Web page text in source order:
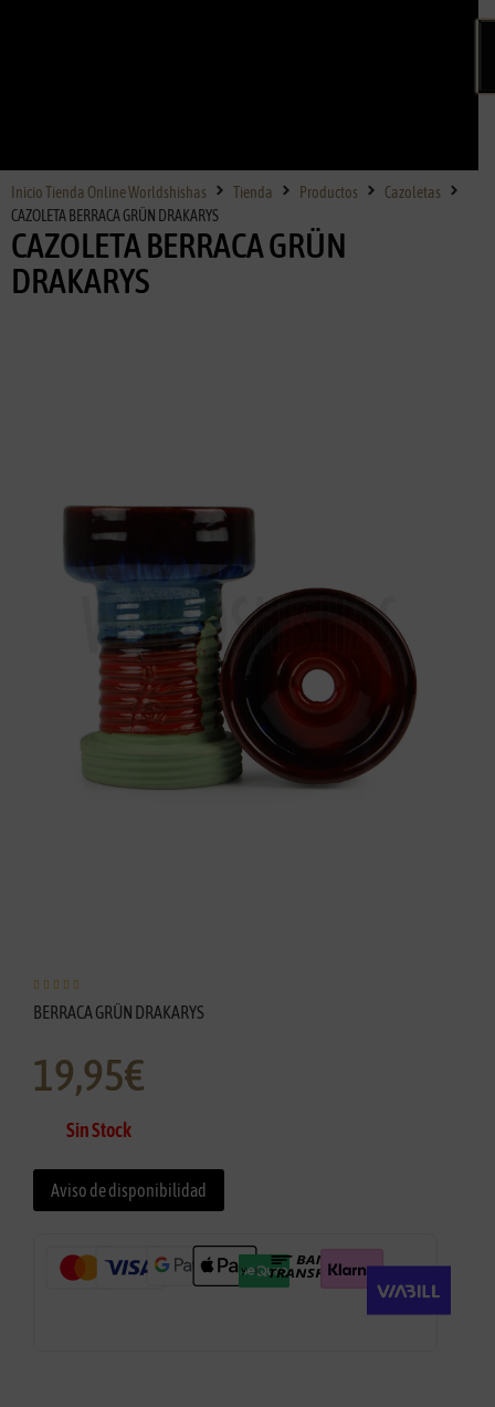
Inicio Tienda Online Worldshishas Tienda Productos
Cazoletas
CAZOLETA BERRACA GRÜN DRAKARYS
CAZOLETA BERRACA GRÜN
DRAKARYS
    
BERRACA GRÜN DRAKARYS
19,95€
Sin Stock
Aviso de disponibilidad